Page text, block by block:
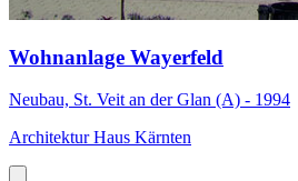
Wohnanlage Wayerfeld
Neubau, St. Veit an der Glan (A) - 1994
Architektur Haus Kärnten